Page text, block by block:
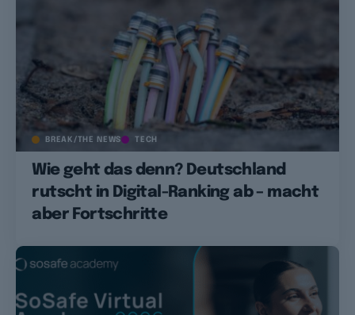
BREAK/THE NEWS TECH
Wie geht das denn? Deutschland
rutscht in Digital-Ranking ab – macht
aber Fortschritte